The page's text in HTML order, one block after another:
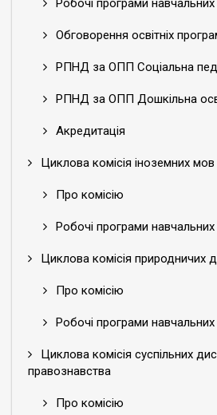
Робочі програми
Обговорення освітніх
РПНД за ОПП Соціальна
РПНД за ОПП Дошкільна
Акредитація
Циклова комісія іноземних мов
Про комісію
Робочі програми навчальних
Циклова комісія природничих
Про комісію
Робочі програми навчальних
Циклова комісія суспільних
правознавства
Про комісію